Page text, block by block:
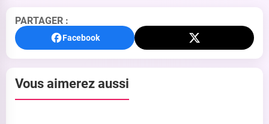
PARTAGER :
Facebook
Vous aimerez aussi